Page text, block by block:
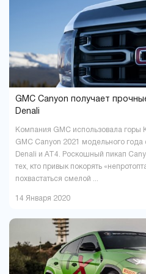
Харьков 37
Хмельницкий18
Чернигов 5
GMC Canyon получает
Denali
Компания GMC использовала горы
GMC Canyon 2021 модельного
Denali и AT4. Роскошный пикап
тех, кто привык покорять
похвастаться смелой ...
14 Января 2020